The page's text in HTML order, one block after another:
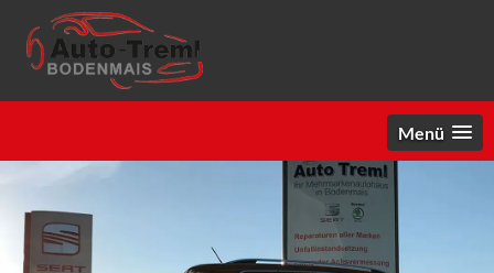
Menü